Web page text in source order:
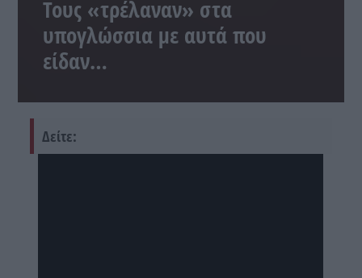
Τους «τρέλαναν» στα
υπογλώσσια με αυτά που
είδαν…
Δείτε: